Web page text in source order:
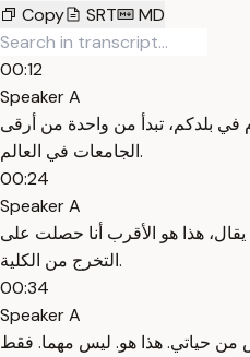
Copy
SRT MD
00:12
Speaker A
بلدكم، تبدأ من واحدة من أرقى
الجامعات في العالم.
00:24
Speaker A
هذا هو الأقرب أنا حصلت على
التخرج من الكلية.
00:34
Speaker A
من حياتي. هذا هو. ليس مهما. فقط